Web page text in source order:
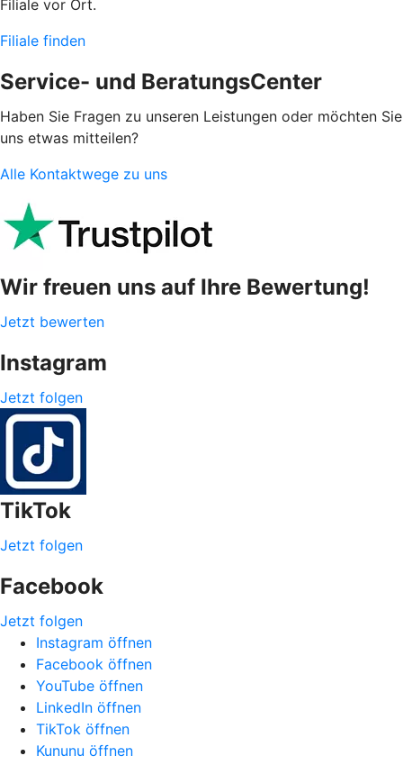
Filiale vor Ort.
Filiale finden
Service- und BeratungsCenter
Haben Sie Fragen zu unseren Leistungen oder möchten Sie
uns etwas mitteilen?
Alle Kontaktwege zu uns
Wir freuen uns auf Ihre Bewertung!
Jetzt bewerten
Instagram
Jetzt folgen
TikTok
Jetzt folgen
Facebook
Jetzt folgen
Instagram öffnen
Facebook öffnen
YouTube öffnen
LinkedIn öffnen
TikTok öffnen
Kununu öffnen